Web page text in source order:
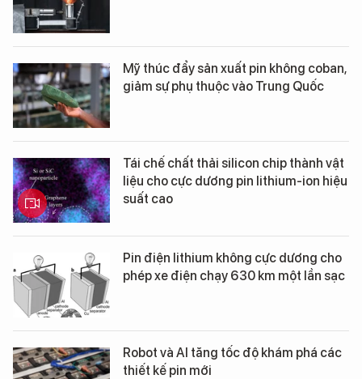
Mỹ thúc đẩy sản xuất pin không coban,
giảm sự phụ thuộc vào Trung Quốc
Tái chế chất thải silicon chip thành vật
liệu cho cực dương pin lithium-ion hiệu
suất cao
Pin điện lithium không cực dương cho
phép xe điện chạy 630 km một lần sạc
Robot và AI tăng tốc độ khám phá các
thiết kế pin mới